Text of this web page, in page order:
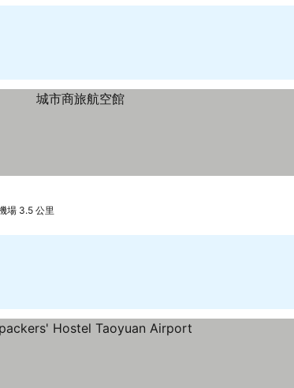
場 3.5 公里